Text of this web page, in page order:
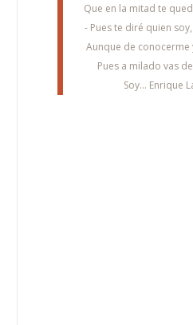
Que en la mitad te
- Pues te diré quien
Aunque de conocerme
Pues a milado vas
Soy... Enrique